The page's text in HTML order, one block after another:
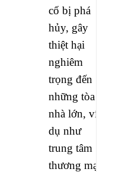
cố bị phá
hủy, gây
thiệt hại
nghiêm
trọng đến
những tòa
nhà lớn, ví
dụ như
trung tâm
thương mại,